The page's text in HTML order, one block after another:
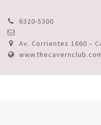
6320-5300
Av. Corrientes 1660 –